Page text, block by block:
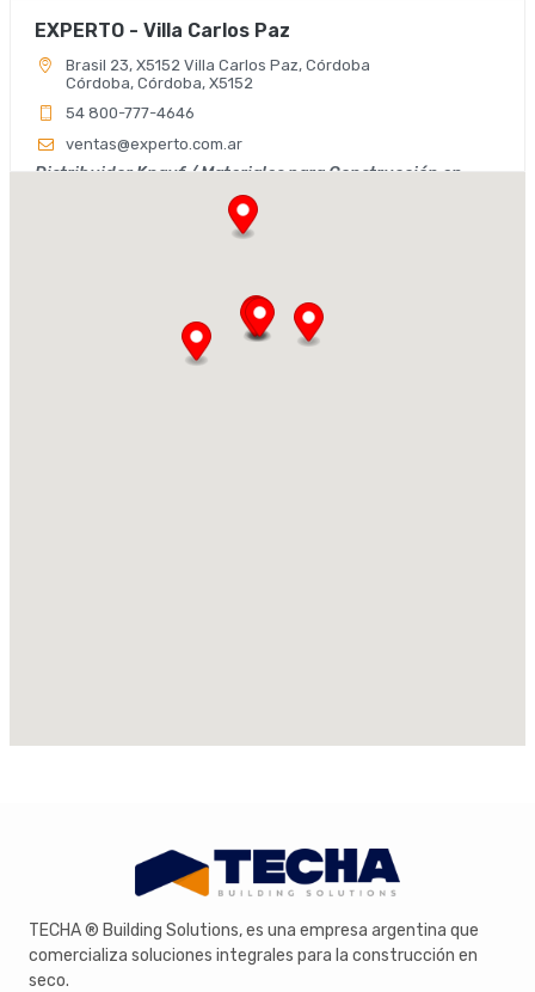
EXPERTO - Villa Carlos Paz
Brasil 23, X5152 Villa Carlos Paz, Córdoba
Córdoba, Córdoba, X5152
54 800-777-4646
ventas@experto.com.ar
Distribuidor Knauf / Materiales para Construcción en
EXPERTO - Zona Sur
Av. Circunvalación Sudeste 451, X5000 Córdoba
Salvador Maciá 161, Paraná, Entre Ríos, Argentina
Paraná, Entre Ríos, E3106
TECHA ® Building Solutions, es una empresa argentina que
comercializa soluciones integrales para la construcción en
seco.